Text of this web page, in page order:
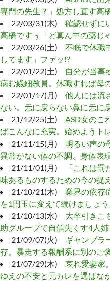
専門の先生？」処方し直す高
22/03/31(木) 確認せずに
高橋ですぅ「ど真ん中の薬じ
22/03/26(土) 不眠で休職
してます」ファッ!?
22/01/22(土)
自分が当事
病む繊細教員。休職すれば母
22/01/17(月) 他人には流
ない。元に戻らない鼻に元に
21/12/25(土) ASD女のこ
ばこんなに充実。始めようト
21/11/15(月) 明るい声の
異常がない体の不調、身体表
21/11/01(月)
「これは
味あるものするための今の捉
21/10/21(木) 業界の依存
を1円玉に変えて続けましょう
21/10/13(水) 大卒引きこ
助グループで自信失くす4人
21/09/07(火) ギャンブラ
存。暴走する報酬系に別のご
21/07/29(木) 哀れ愛妻家
ゆえの不安と元カレを選ばな